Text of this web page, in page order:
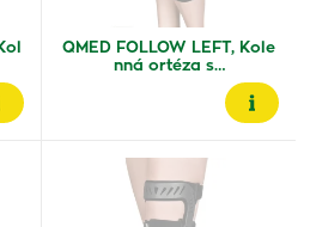
QMED FOLLOW LEFT, Kole
nná ortéza s…